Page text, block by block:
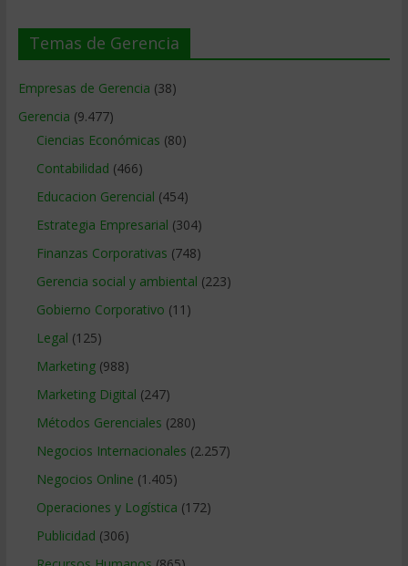
Temas de Gerencia
Empresas de Gerencia (38)
Gerencia (9.477)
Ciencias Económicas (80)
Contabilidad (466)
Educacion Gerencial (454)
Estrategia Empresarial (304)
Finanzas Corporativas (748)
Gerencia social y ambiental (223)
Gobierno Corporativo (11)
Legal (125)
Marketing(988)
Marketing Digital (247)
Métodos Gerenciales (280)
Negocios Internacionales (2.257)
Negocios Online (1.405)
Operaciones y Logística (172)
Publicidad (306)